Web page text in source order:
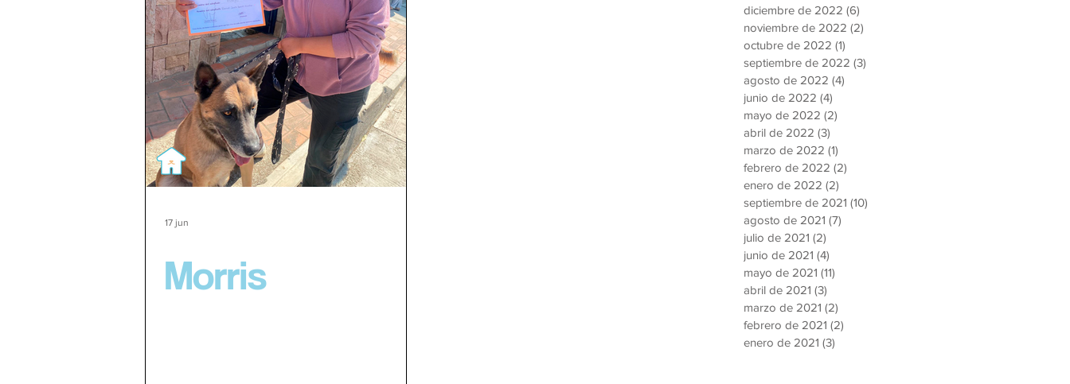
Morris
17 jun
diciembre de 2022 (6)
noviembre de 2022 (2)
octubre de 2022 (1)
septiembre de 2022 (3)
agosto de 2022 (4)
junio de 2022 (4)
mayo de 2022 (2)
abril de 2022 (3)
marzo de 2022 (1)
febrero de 2022 (2)
enero de 2022 (2)
septiembre de 2021 (10)
agosto de 2021 (7)
julio de 2021 (2)
junio de 2021 (4)
mayo de 2021 (11)
abril de 2021 (3)
marzo de 2021 (2)
febrero de 2021 (2)
enero de 2021 (3)